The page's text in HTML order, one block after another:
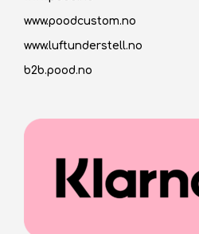
www.poodcustom.no
www.luftunderstell.no
b2b.pood.no